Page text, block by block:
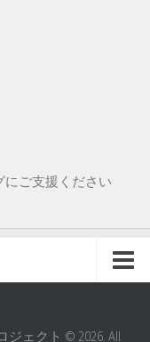
ご支援ください
ェクト © 2026. All